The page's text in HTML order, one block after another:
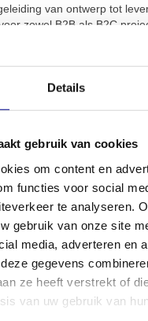
Details
gebruik van cookies
om content en
functies voor social
te analyseren.
gebruik van onze site
media, adverteren en
gegevens
ze heeft verstrekt of
van uw gebruik van
van ontwerp tot
zowel B2B als B2C
bedrijven en
hebben
laat je inspireren
home gym wilt bouwen:
met ons op via het
mail